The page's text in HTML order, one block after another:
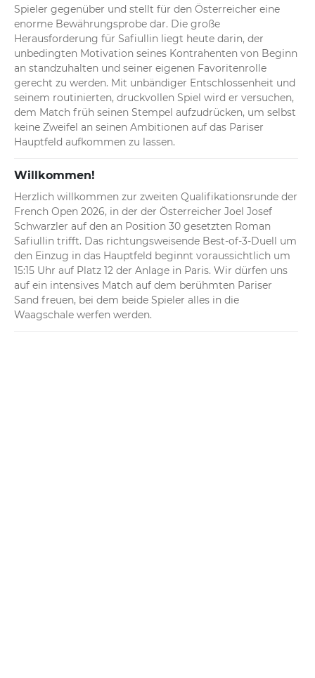
Spieler gegenüber und stellt für den Österreicher eine
enorme Bewährungsprobe dar. Die große
Herausforderung für Safiullin liegt heute darin, der
unbedingten Motivation seines Kontrahenten von Beginn
an standzuhalten und seiner eigenen Favoritenrolle
gerecht zu werden. Mit unbändiger Entschlossenheit und
seinem routinierten, druckvollen Spiel wird er versuchen,
dem Match früh seinen Stempel aufzudrücken, um selbst
keine Zweifel an seinen Ambitionen auf das Pariser
Hauptfeld aufkommen zu lassen.
Willkommen!
Herzlich willkommen zur zweiten Qualifikationsrunde der
French Open 2026, in der der Österreicher Joel Josef
Schwarzler auf den an Position 30 gesetzten Roman
Safiullin trifft. Das richtungsweisende Best-of-3-Duell um
den Einzug in das Hauptfeld beginnt voraussichtlich um
15:15 Uhr auf Platz 12 der Anlage in Paris. Wir dürfen uns
auf ein intensives Match auf dem berühmten Pariser
Sand freuen, bei dem beide Spieler alles in die
Waagschale werfen werden.